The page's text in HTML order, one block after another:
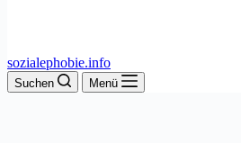
sozialephobie.info
Suchen Menü